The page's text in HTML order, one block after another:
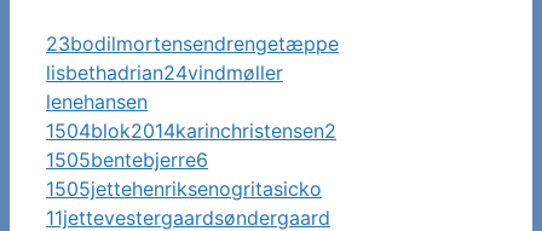
23bodilmortensendrengetæppe
lisbethadrian24vindmøller
lenehansen
1504blok2014karinchristensen2
1505bentebjerre6
1505jettehenriksenogritasicko
11jettevestergaardsøndergaard